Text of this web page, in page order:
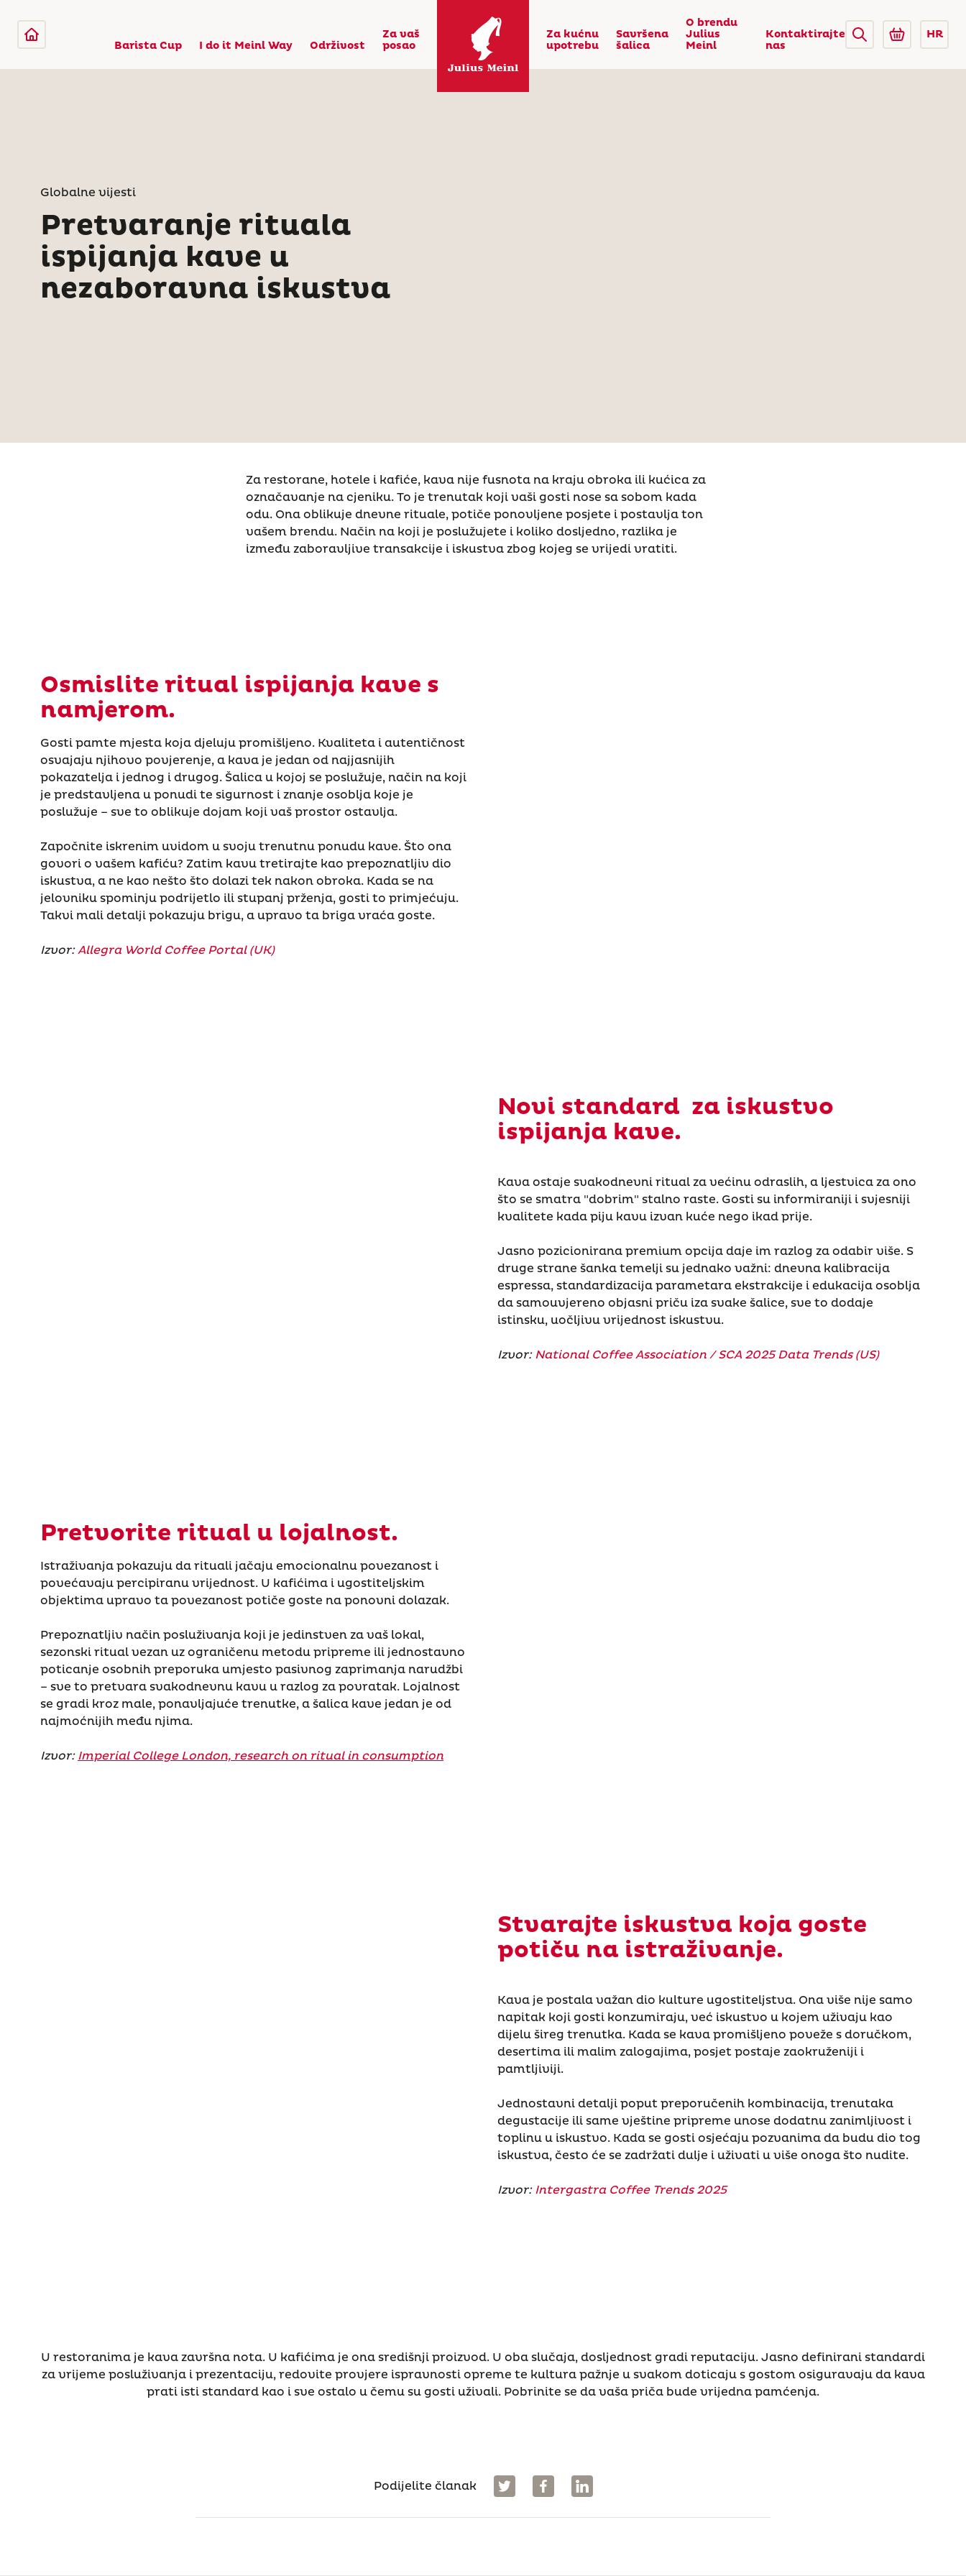
Barista Cup I do it Meinl Way Održivost
Za vaš
posao
Za kućnu
upotrebu
Savršena
šalica
O brendu
Julius
Meinl
Kontaktirajte
nas
HR
Globalne vijesti
Pretvaranje rituala
ispijanja kave u
nezaboravna iskustva
Za restorane, hotele i kafiće, kava nije fusnota na kraju obroka ili kućica za
označavanje na cjeniku. To je trenutak koji vaši gosti nose sa sobom kada
odu. Ona oblikuje dnevne rituale, potiče ponovljene posjete i postavlja ton
vašem brendu. Način na koji je poslužujete i koliko dosljedno, razlika je
između zaboravljive transakcije i iskustva zbog kojeg se vrijedi vratiti.
Osmislite ritual ispijanja kave s
namjerom.
Gosti pamte mjesta koja djeluju promišljeno. Kvaliteta i autentičnost
osvajaju njihovo povjerenje, a kava je jedan od najjasnijih
pokazatelja i jednog i drugog. Šalica u kojoj se poslužuje, način na koji
je predstavljena u ponudi te sigurnost i znanje osoblja koje je
poslužuje – sve to oblikuje dojam koji vaš prostor ostavlja.
Započnite iskrenim uvidom u svoju trenutnu ponudu kave. Što ona
govori o vašem kafiću? Zatim kavu tretirajte kao prepoznatljiv dio
iskustva, a ne kao nešto što dolazi tek nakon obroka. Kada se na
jelovniku spominju podrijetlo ili stupanj prženja, gosti to primjećuju.
Takvi mali detalji pokazuju brigu, a upravo ta briga vraća goste.
Izvor:Allegra World Coffee Portal (UK)
Novi standard za iskustvo
ispijanja kave.
Kava ostaje svakodnevni ritual za većinu odraslih, a ljestvica za ono
što se smatra "dobrim" stalno raste. Gosti su informiraniji i svjesniji
kvalitete kada piju kavu izvan kuće nego ikad prije.
Jasno pozicionirana premium opcija daje im razlog za odabir više. S
druge strane šanka temelji su jednako važni: dnevna kalibracija
espressa, standardizacija parametara ekstrakcije i edukacija osoblja
da samouvjereno objasni priču iza svake šalice, sve to dodaje
istinsku, uočljivu vrijednost iskustvu.
Izvor: National Coffee Association / SCA 2025 Data Trends (US)
Pretvorite ritual u lojalnost.
Istraživanja pokazuju da rituali jačaju emocionalnu povezanost i
povećavaju percipiranu vrijednost. U kafićima i ugostiteljskim
objektima upravo ta povezanost potiče goste na ponovni dolazak.
Prepoznatljiv način posluživanja koji je jedinstven za vaš lokal,
sezonski ritual vezan uz ograničenu metodu pripreme ili jednostavno
poticanje osobnih preporuka umjesto pasivnog zaprimanja narudžbi
– sve to pretvara svakodnevnu kavu u razlog za povratak. Lojalnost
se gradi kroz male, ponavljajuće trenutke, a šalica kave jedan je od
najmoćnijih među njima.
Izvor: Imperial College London, research on ritual in consumption
Stvarajte iskustva koja goste
potiču na istraživanje.
Kava je postala važan dio kulture ugostiteljstva. Ona više nije samo
napitak koji gosti konzumiraju, već iskustvo u kojem uživaju kao
dijelu šireg trenutka. Kada se kava promišljeno poveže s doručkom,
desertima ili malim zalogajima, posjet postaje zaokruženiji i
pamtljiviji.
Jednostavni detalji poput preporučenih kombinacija, trenutaka
degustacije ili same vještine pripreme unose dodatnu zanimljivost i
toplinu u iskustvo. Kada se gosti osjećaju pozvanima da budu dio tog
iskustva, često će se zadržati dulje i uživati u više onoga što nudite.
Izvor: Intergastra Coffee Trends 2025
U restoranima je kava završna nota. U kafićima je ona središnji proizvod. U oba slučaja, dosljednost gradi reputaciju. Jasno definirani standardi
za vrijeme posluživanja i prezentaciju, redovite provjere ispravnosti opreme te kultura pažnje u svakom doticaju s gostom osiguravaju da kava
prati isti standard kao i sve ostalo u čemu su gosti uživali. Pobrinite se da vaša priča bude vrijedna pamćenja.
Podijelite članak